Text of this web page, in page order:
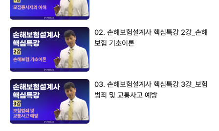
02. 손해보험설계사 핵심특강 2강_손해
보험 기초이론
03. 손해보험설계사 핵심특강 3강_보험
범죄 및 교통사고 예방